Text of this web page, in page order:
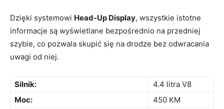
Dzięki systemowi Head-Up Display, wszystkie istotne​
informacje są⁢ wyświetlane‌ bezpośrednio na przedniej
szybie,⁢ co pozwala ​skupić się na ‍drodze bez odwracania
uwagi od niej.
Silnik:
4.4 litra V8
Moc:
450 KM